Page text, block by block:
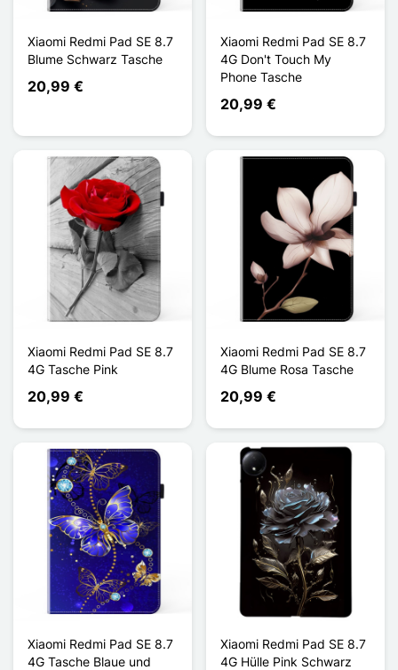
Xiaomi Redmi Pad SE 8.7
Blume Schwarz Tasche
20,99 €
Xiaomi Redmi Pad SE 8.7
4G Don't Touch My
Phone Tasche
20,99 €
Xiaomi Redmi Pad SE 8.7
4G Tasche Pink
20,99 €
Xiaomi Redmi Pad SE 8.7
4G Blume Rosa Tasche
20,99 €
Xiaomi Redmi Pad SE 8.7
4G Tasche Blaue und
Xiaomi Redmi Pad SE 8.7
4G Hülle Pink Schwarz